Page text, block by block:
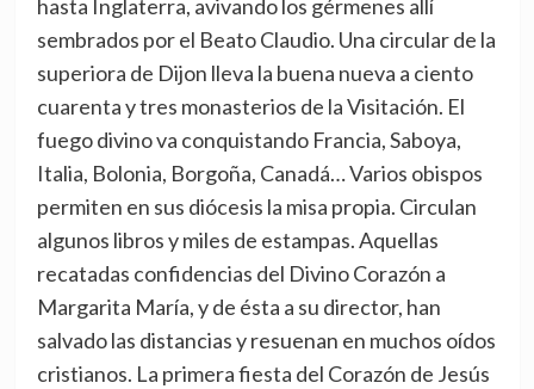
hasta Inglaterra, avivando los gérmenes allí
sembrados por el Beato Claudio. Una circular de la
superiora de Dijon lleva la buena nueva a ciento
cuarenta y tres monasterios de la Visitación. El
fuego divino va conquistando Francia, Saboya,
Italia, Bolonia, Borgoña, Canadá… Varios obispos
permiten en sus diócesis la misa propia. Circulan
algunos libros y miles de estampas. Aquellas
recatadas confidencias del Divino Corazón a
Margarita María, y de ésta a su director, han
salvado las distancias y resuenan en muchos oídos
cristianos. La primera fiesta del Corazón de Jesús